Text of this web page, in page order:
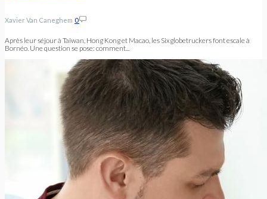
Xavier Van Caneghem 0
Après leur séjour à Taiwan, Hong Kong et Macao, les Sixglobetruckers font escale à
Bornéo. Une question se pose: comment...